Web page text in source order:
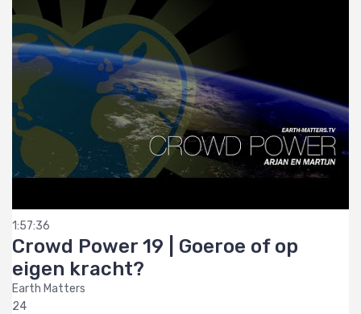
1:57:36
Crowd Power 19 | Goeroe of op
eigen kracht?
Earth Matters
24